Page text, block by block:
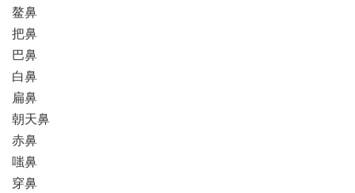
鳌鼻
把鼻
巴鼻
白鼻
扁鼻
朝天鼻
赤鼻
嗤鼻
穿鼻